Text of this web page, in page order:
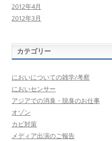
2012年4月
2012年3月
カテゴリー
においについての雑学/考察
においセンサー
アジアでの消臭・脱臭のお仕事
オゾン
カビ対策
メディア出演のご報告